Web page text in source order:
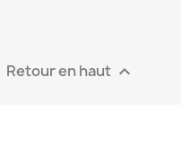
Retour en haut 